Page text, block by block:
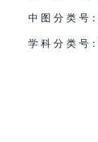
中 图 分 类 号：
学 科 分 类 号：